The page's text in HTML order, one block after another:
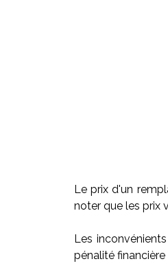
Le prix d'un
noter que les prix
Les
pénalité financière